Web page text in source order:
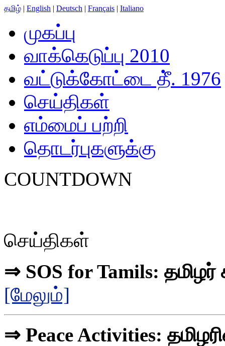
தமிழ் | English | Deutsch | Français | Italiano
முகப்பு
வாக்கெடுப்பு 2010
வட்டுக்கோட்டை தீ். 1976
செய்திகள்
எம்மைப் பற்றி
தொடர்புகளுக்கு
COUNTDOWN
செய்திகள்
⇒ SOS for Tamils:
[மேலும்]
⇒ Peace Activities: